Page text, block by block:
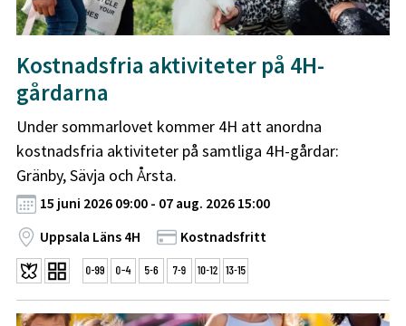
Kostnadsfria aktiviteter på 4H-
gårdarna
Under sommarlovet kommer 4H att anordna
kostnadsfria aktiviteter på samtliga 4H-gårdar:
Gränby, Sävja och Årsta.
15 juni 2026 09:00 - 07 aug. 2026 15:00
Uppsala Läns 4H
Kostnadsfritt